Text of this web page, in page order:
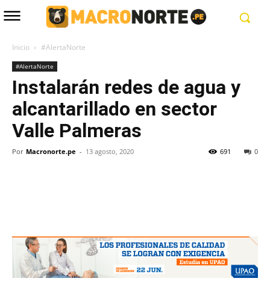
Inicio #AlertaNorte
#AlertaNorte
Instalarán redes de agua y
alcantarillado en sector
Valle Palmeras
Por Macronorte.pe - 13 agosto, 2020 0
691